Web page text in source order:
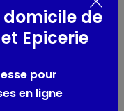
d'histoire... C'est en
vinaigrier, ouvrit sa
Très vite, il
alors synonyme
faire. C'est en
Maille qui m'aille »
de
Epicerie
pour
en ligne